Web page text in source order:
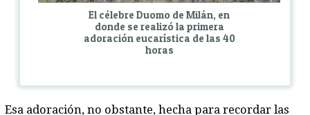
El célebre Duomo de Milán, en
donde se realizó la primera
adoración eucarística de las 40
horas
Esa adoración, no obstante, hecha para recordar las